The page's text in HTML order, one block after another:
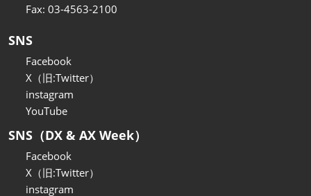
Fax: 03-4563-2100
SNS
Facebook
X（旧:Twitter）
instagram
YouTube
SNS（DX & AX Week）
Facebook
X（旧:Twitter）
instagram